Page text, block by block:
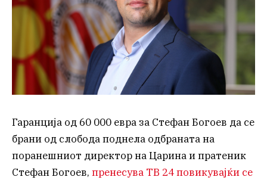
Гаранција од 60 000 евра за Стефан Богоев да се
брани од слобода поднела одбраната на
поранешниот директор на Царина и пратеник
Стефан Богоев, пренесува ТВ 24 повикувајќи се